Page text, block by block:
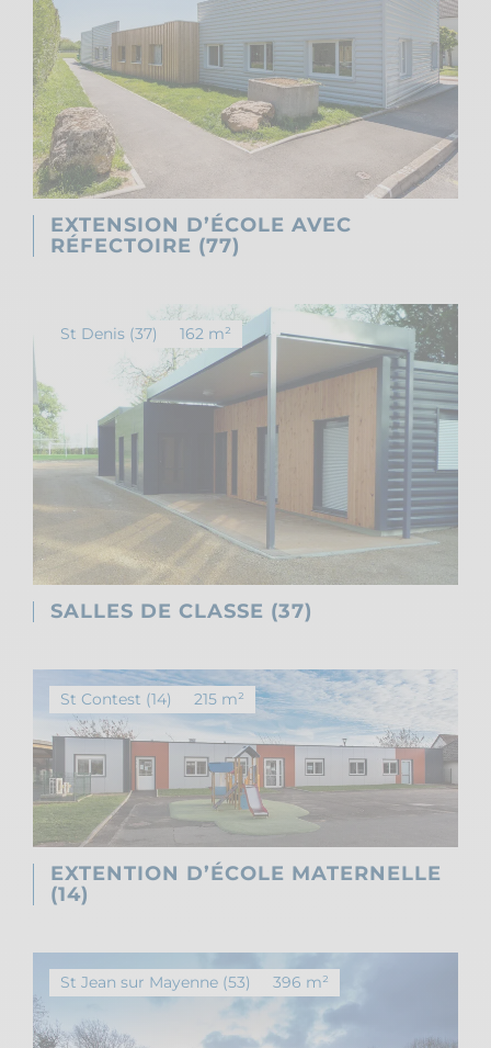
EXTENSION D’ÉCOLE AVEC
RÉFECTOIRE (77)
SALLES DE CLASSE (37)
St Denis (37) 162 m²
EXTENTION D’ÉCOLE MATERNELLE
(14)
St Contest (14) 215 m²
St Jean sur Mayenne (53) 396 m²